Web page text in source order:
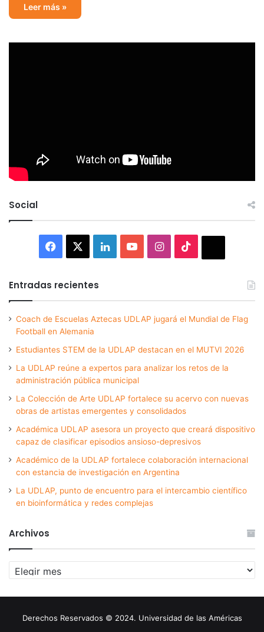
Leer más »
Social
Facebook LinkedInYouTubeInstagram
Entradas recientes
Coach de Escuelas Aztecas UDLAP jugará el Mundial de Flag
Football en Alemania
Estudiantes STEM de la UDLAP destacan en el MUTVI 2026
La UDLAP reúne a expertos para analizar los retos de la
administración pública municipal
La Colección de Arte UDLAP fortalece su acervo con nuevas
obras de artistas emergentes y consolidados
Académica UDLAP asesora un proyecto que creará dispositivo
capaz de clasificar episodios ansioso-depresivos
Académico de la UDLAP fortalece colaboración internacional
con estancia de investigación en Argentina
La UDLAP, punto de encuentro para el intercambio científico
en bioinformática y redes complejas
Archivos
Archivos
Derechos Reservados © 2024. Universidad de las Américas